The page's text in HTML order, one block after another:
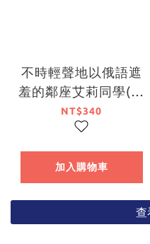
不時輕聲地以俄語遮
羞的鄰座艾莉同學(原
作) 壓克力色紙 D (台
灣角川官網限定)
NT$340
加入購物車
查